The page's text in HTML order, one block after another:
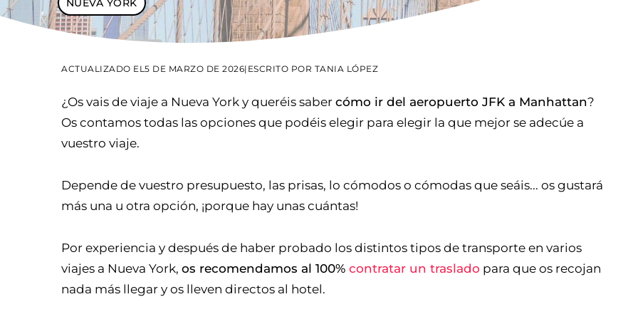
ACTUALIZADO EL5 DE MARZO DE 2026| ESCRITO POR TANIA LÓPEZ
¿Os vais de viaje a Nueva York y queréis sabercómo ir del aeropuerto JFK a Manhattan?
Os contamos todas las opciones que podéis elegir para elegir la que mejor se adecúe a
vuestro viaje.
Depende de vuestro presupuesto, las prisas, lo cómodos o cómodas que seáis... os gustará
más una u otra opción, ¡porque hay unas cuántas!
Por experiencia y después de haber probado los distintos tipos de transporte en varios
viajes a Nueva York,os recomendamos al 100%contratar un traslado para que os recojan
nada más llegar y os lleven directos al hotel.